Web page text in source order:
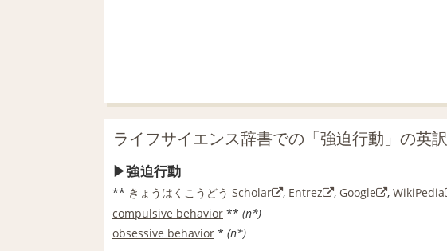
ライフサイエンス辞書での「強迫行動」の英訳
強迫行動
** きょうはくこうどう Scholar , Entrez , Google , WikiPedia
compulsive behavior ** (n*)
obsessive behavior * (n*)